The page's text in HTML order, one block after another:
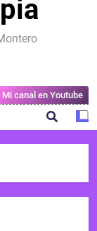
Mi canal en Youtube